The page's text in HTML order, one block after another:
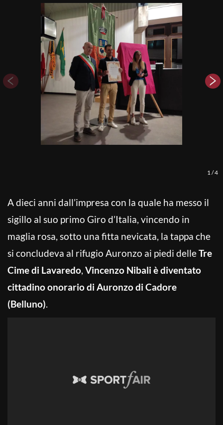
1 /4
A dieci anni dall’impresa con la quale ha messo il
sigillo al suo primo Giro d’Italia, vincendo in
maglia rosa, sotto una fitta nevicata, la tappa che
si concludeva al rifugio Auronzo ai piedi delleTre
Cime di Lavaredo, Vincenzo Nibali è diventato
cittadino onorario di Auronzo di Cadore
(Belluno).